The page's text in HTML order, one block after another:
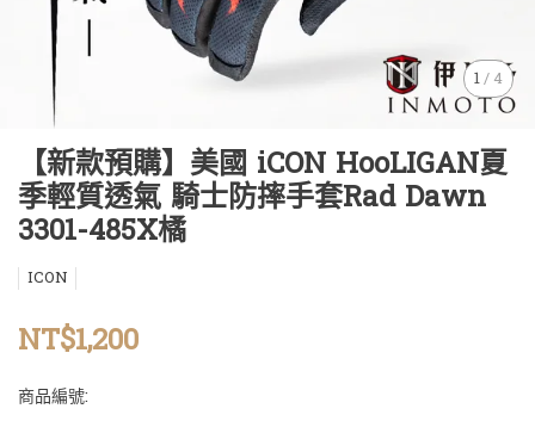
1/4
【新款預購】美國 iCON HooLIGAN夏
季輕質透氣 騎士防摔手套Rad Dawn
3301-485X橘
ICON
NT$1,200
商品編號: